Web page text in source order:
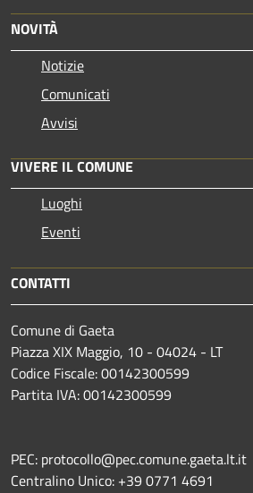
NOVITÀ
Notizie
Comunicati
Avvisi
VIVERE IL COMUNE
Luoghi
Eventi
CONTATTI
Comune di Gaeta
Piazza XIX Maggio, 10 - 04024 - LT
Codice Fiscale: 00142300599
Partita IVA: 00142300599
PEC: protocollo@pec.comune.gaeta.lt.it
Centralino Unico: +39 0771 4691